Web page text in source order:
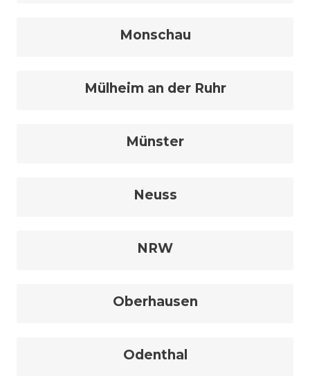
Monschau
Mülheim an der Ruhr
Münster
Neuss
NRW
Oberhausen
Odenthal